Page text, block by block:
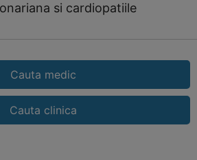
si cardiopatiile
Cauta medic
Cauta clinica